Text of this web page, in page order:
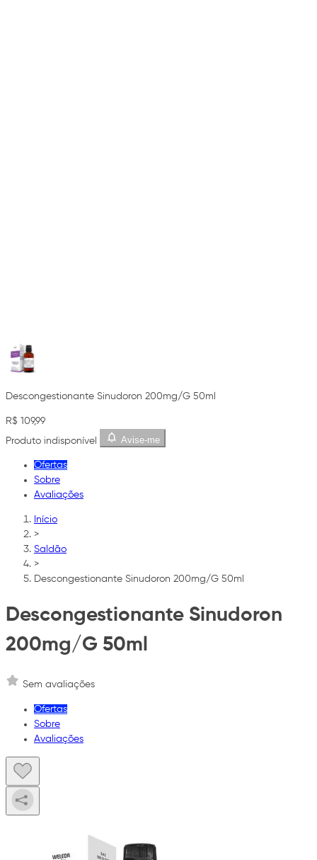
Descongestionante Sinudoron 200mg/G 50ml
R$ 109,99
Produto indisponível
Avise-me
Ofertas
Sobre
Avaliações
Início
>
Saldão
>
Descongestionante Sinudoron 200mg/G 50ml
Descongestionante Sinudoron
200mg/G 50ml
Sem avaliações
Ofertas
Sobre
Avaliações